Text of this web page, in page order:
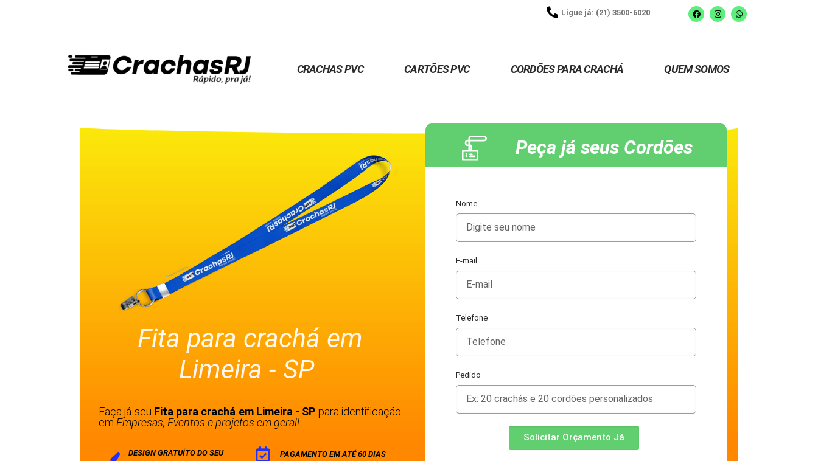
Ligue já: (21) 3500-6020
CRACHAS PVC CARTÕES PVC CORDÕES PARA CRACHÁ QUEM SOMOS
Fita para crachá em
Limeira - SP
Faça já seu Fita para crachá em Limeira - SP para identificação
emEmpresas, Eventos e projetos em geral!
DESIGN GRATUÍTO DO SEU
PAGAMENTO EM ATÉ 60 DIAS
Peça já seus Cordões
Nome
E-mail
Telefone
Pedido
Solicitar Orçamento Já